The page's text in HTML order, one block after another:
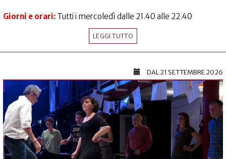
Giorni e orari: Tutti i mercoledì dalle 21.40 alle 22.40
LEGGI TUTTO
DAL21 SETTEMBRE 2026